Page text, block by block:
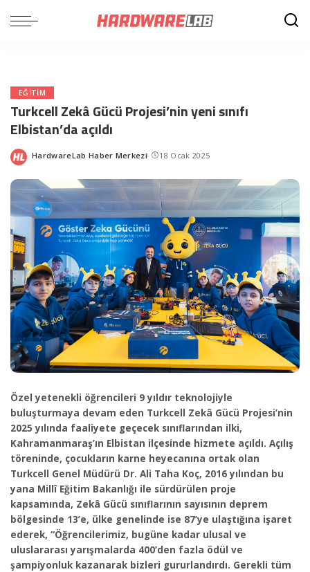
EĞITIM
Turkcell Zekâ Gücü Projesi’nin yeni sınıfı
Elbistan’da açıldı
Posted
HardwareLab Haber Merkezi 18 Ocak 2025
Özel yetenekli öğrencileri 9 yıldır teknolojiyle
buluşturmaya devam eden Turkcell Zekâ Gücü Projesi’nin
2025 yılında faaliyete geçecek sınıflarından ilki,
Kahramanmaraş’ın Elbistan ilçesinde hizmete açıldı. Açılış
töreninde, çocukların karne heyecanına ortak olan
Turkcell Genel Müdürü Dr. Ali Taha Koç, 2016 yılından bu
yana Millî Eğitim Bakanlığı ile sürdürülen proje
kapsamında, Zekâ Gücü sınıflarının sayısının deprem
bölgesinde 13’e, ülke genelinde ise 87’ye ulaştığına işaret
ederek, “Öğrencilerimiz, bugüne kadar ulusal ve
uluslararası yarışmalarda 400’den fazla ödül ve
şampiyonluk kazanarak bizleri gururlandırdı. Gerekli tüm